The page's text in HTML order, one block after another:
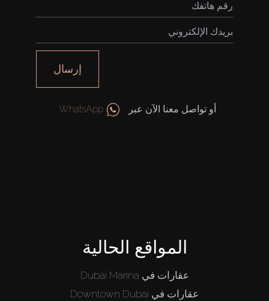
قيد الإنشاء
الوكلاء
إرسال
أو تواصل معنا الآن عبر WhatsApp
المواقع الحالية
عقارات في Dubai Marina
عقارات في Downtown Dubai